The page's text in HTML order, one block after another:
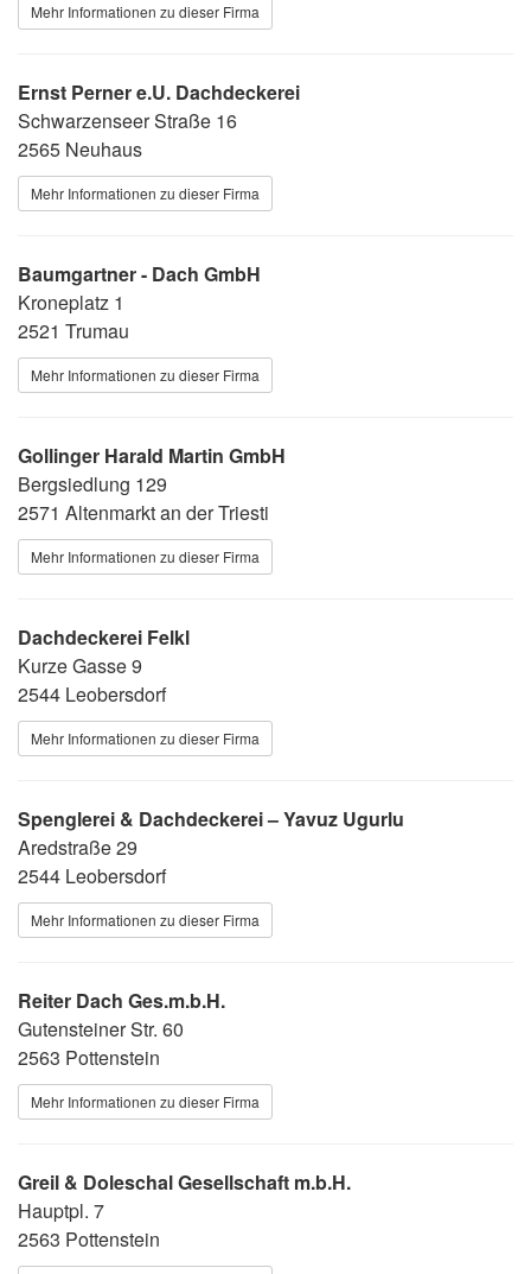
Mehr Informationen zu dieser Firma
Ernst Perner e.U. Dachdeckerei
Schwarzenseer Straße 16
2565 Neuhaus
Mehr Informationen zu dieser Firma
Baumgartner - Dach GmbH
Kroneplatz 1
2521 Trumau
Mehr Informationen zu dieser Firma
Gollinger Harald Martin GmbH
Bergsiedlung 129
2571 Altenmarkt an der Triesti
Mehr Informationen zu dieser Firma
Dachdeckerei Felkl
Kurze Gasse 9
2544 Leobersdorf
Mehr Informationen zu dieser Firma
Spenglerei & Dachdeckerei – Yavuz Ugurlu
Aredstraße 29
2544 Leobersdorf
Mehr Informationen zu dieser Firma
Reiter Dach Ges.m.b.H.
Gutensteiner Str. 60
2563 Pottenstein
Mehr Informationen zu dieser Firma
Greil & Doleschal Gesellschaft m.b.H.
Hauptpl. 7
2563 Pottenstein